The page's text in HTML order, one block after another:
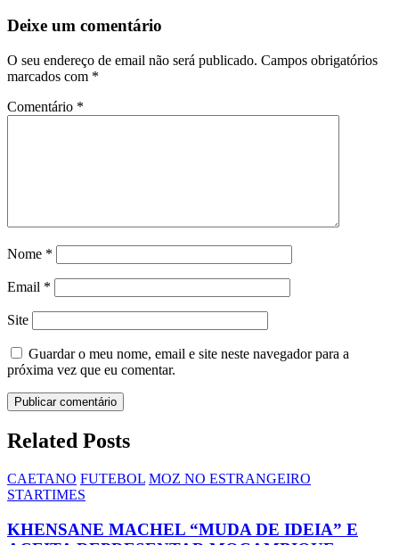
Deixe um comentário
O seu endereço de email não será publicado. Campos obrigatórios
marcados com *
Comentário *
Nome *
Email *
Site
Guardar o meu nome, email e site neste navegador para a
próxima vez que eu comentar.
Related Posts
CAETANO FUTEBOL MOZ NO ESTRANGEIRO
STARTIMES
KHENSANE MACHEL “MUDA DE IDEIA” E